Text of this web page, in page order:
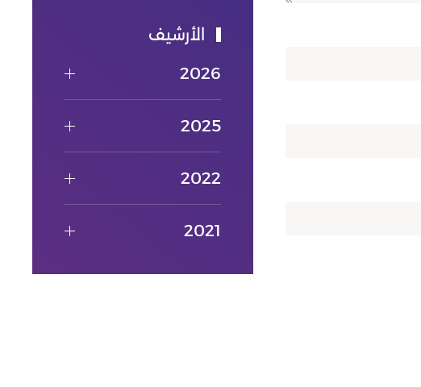
الأرشيف
2026
2025
2022
2021